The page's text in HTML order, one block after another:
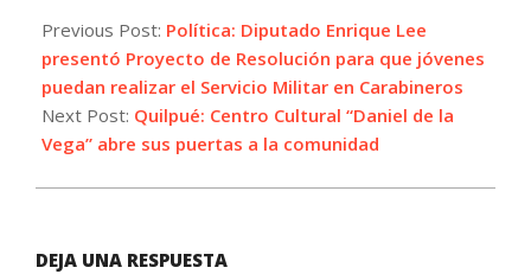
09-
28
Previous Post: Política: Diputado Enrique Lee
presentó Proyecto de Resolución para que jóvenes
puedan realizar el Servicio Militar en Carabineros
Next Post: Quilpué: Centro Cultural “Daniel de la
Vega” abre sus puertas a la comunidad
DEJA UNA RESPUESTA